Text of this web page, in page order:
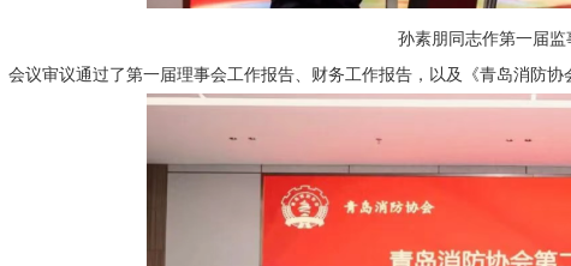
孙素朋同志作第一届监
会议审议通过了第一届理事会工作报告、财务工作报告，以及《青岛消防协